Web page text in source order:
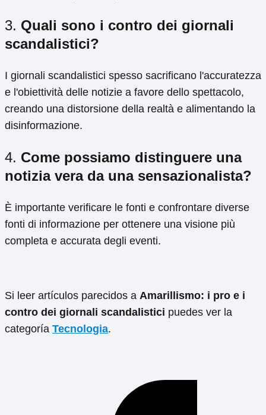
3. Quali sono i contro dei giornali
scandalistici?
I giornali scandalistici spesso sacrificano l'accuratezza
e l'obiettività delle notizie a favore dello spettacolo,
creando una distorsione della realtà e alimentando la
disinformazione.
4. Come possiamo distinguere una
notizia vera da una sensazionalista?
È importante verificare le fonti e confrontare diverse
fonti di informazione per ottenere una visione più
completa e accurata degli eventi.
Si leer artículos parecidos a Amarillismo: i pro e i
contro dei giornali scandalistici puedes ver la
categoría Tecnologia.